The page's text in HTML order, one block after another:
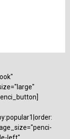
left"